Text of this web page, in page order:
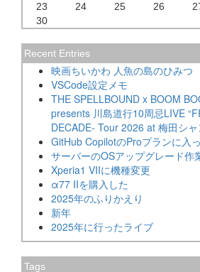
23
24 25 26
30
Recent Entries
映画ちいかわ 人魚の島のひみつ
VSCode設定メモ
THE SPELLBOUND x BOOM
presents 川島道行10周忌LIVE
DECADE- Tour 2026 at 梅田シャ
GitHub CopilotのProプランに入
サーバーのOSアップグレード作
Xperia1 VIIに機種変更
α77 IIを購入した
2025年のふりかえり
新年
2025年に行ったライブ
Tags